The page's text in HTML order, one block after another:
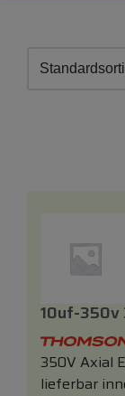
10uf-350v
350V Axial
lieferbar